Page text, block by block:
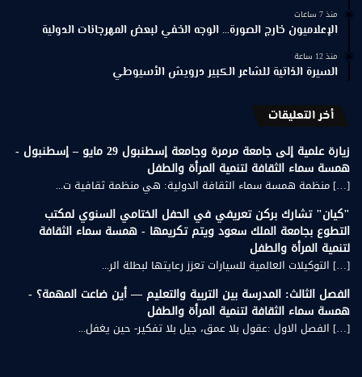
منذ 7 ساعات
الإعلاميون خارج الصورة… الوجه الخفي لبعض المهرجانات الدولية
منذ 12 ساعة
السيرة الذاتية للشاعر الكبير درويش الأسيوطي
أخر التعليقات
زيارة علمية إلى جامعة مرمرة وجامعة إسطنبول 29 مايو – إسطنبول -
همسة سماء الثقافة لتنمية المرأة والطفل
[…] منظمة همسة سماء الثقافة الدولية: هي منظمة ثقافية ت...
"كيان" تشارك بركن تعريفي في الحفل الختامي السنوي لمكتب
التطوع بجامعة الملك سعود ويتم تكريمها - همسة سماء الثقافة
لتنمية المرأة والطفل
[…] التوكيلات العالمية للسيارات تعزز رعايتها لبطلة الر...
الفصل الثالث: المدرسة بين التربية والتعليم — أين ضاعت المهمة؟ -
همسة سماء الثقافة لتنمية المرأة والطفل
[…] الفصل الاول :عقول بلا عمق، جيل بلا تفكير- حين يغفل...